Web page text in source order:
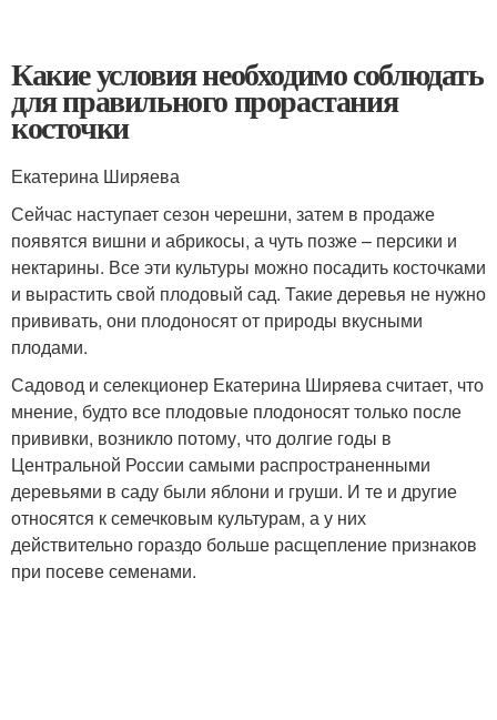
Какие условия необходимо соблюдать
для правильного прорастания
косточки
Екатерина Ширяева
Сейчас наступает сезон черешни, затем в продаже
появятся вишни и абрикосы, а чуть позже – персики и
нектарины. Все эти культуры можно посадить косточками
и вырастить свой плодовый сад. Такие деревья не нужно
прививать, они плодоносят от природы вкусными
плодами.
Садовод и селекционер Екатерина Ширяева считает, что
мнение, будто все плодовые плодоносят только после
прививки, возникло потому, что долгие годы в
Центральной России самыми распространенными
деревьями в саду были яблони и груши. И те и другие
относятся к семечковым культурам, а у них
действительно гораздо больше расщепление признаков
при посеве семенами.